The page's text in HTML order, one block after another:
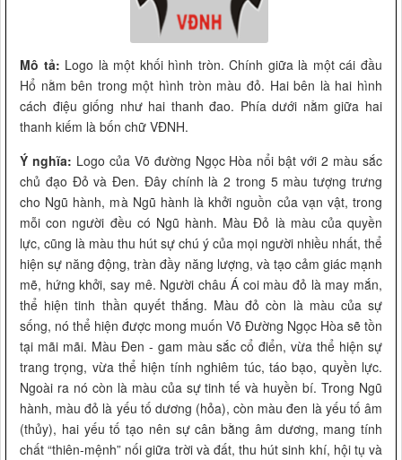
Mô tả: Logo là một khối hình tròn. Chính giữa là một cái đầu
Hổ nằm bên trong một hình tròn màu đỏ. Hai bên là hai hình
cách điệu giống như hai thanh đao. Phía dưới nằm giữa hai
thanh kiếm là bốn chữ VĐNH.
Ý nghĩa: Logo của Võ đường Ngọc Hòa nổi bật với 2 màu sắc
chủ đạo Đỏ và Đen. Đây chính là 2 trong 5 màu tượng trưng
cho Ngũ hành, mà Ngũ hành là khởi nguồn của vạn vật, trong
mỗi con người đều có Ngũ hành. Màu Đỏ là màu của quyền
lực, cũng là màu thu hút sự chú ý của mọi người nhiều nhất, thể
hiện sự năng động, tràn đầy năng lượng, và tạo cảm giác mạnh
mẽ, hứng khởi, say mê. Người châu Á coi màu đỏ là may mắn,
thể hiện tinh thần quyết thắng. Màu đỏ còn là màu của sự
sống, nó thể hiện được mong muốn Võ Đường Ngọc Hòa sẽ tồn
tại mãi mãi. Màu Đen - gam màu sắc cổ điển, vừa thể hiện sự
trang trọng, vừa thể hiện tính nghiêm túc, táo bạo, quyền lực.
Ngoài ra nó còn là màu của sự tinh tế và huyền bí. Trong Ngũ
hành, màu đỏ là yếu tố dương (hỏa), còn màu đen là yếu tố âm
(thủy), hai yếu tố tạo nên sự cân bằng âm dương, mang tính
chất “thiên-mệnh” nối giữa trời và đất, thu hút sinh khí, hội tụ và